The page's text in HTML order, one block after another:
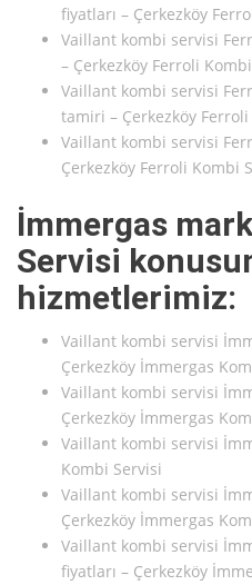
fiyatları – Çerkezköy
Vaillant kombi servisi
– Çerkezköy Ferroli
Vaillant kombi servisi
tamiri – Çerkezköy
Vaillant kombi servisi
Çerkezköy Ferroli Kombi
İmmergas
Servisi
hizmetlerimiz:
Vaillant kombi servisi
Çerkezköy İmmergas
Vaillant kombi servisi
Çerkezköy İmmergas
Vaillant kombi servisi
Kombi Servisi
Vaillant kombi servisi
Çerkezköy İmmergas
Vaillant kombi servisi
fiyatları – Çerkezköy